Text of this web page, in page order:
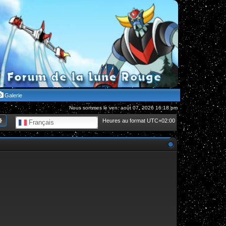
Galerie
Nous sommes le ven. août 07, 2026 16:18 pm
Heures au format UTC+02:00
Français
Recherche avancée